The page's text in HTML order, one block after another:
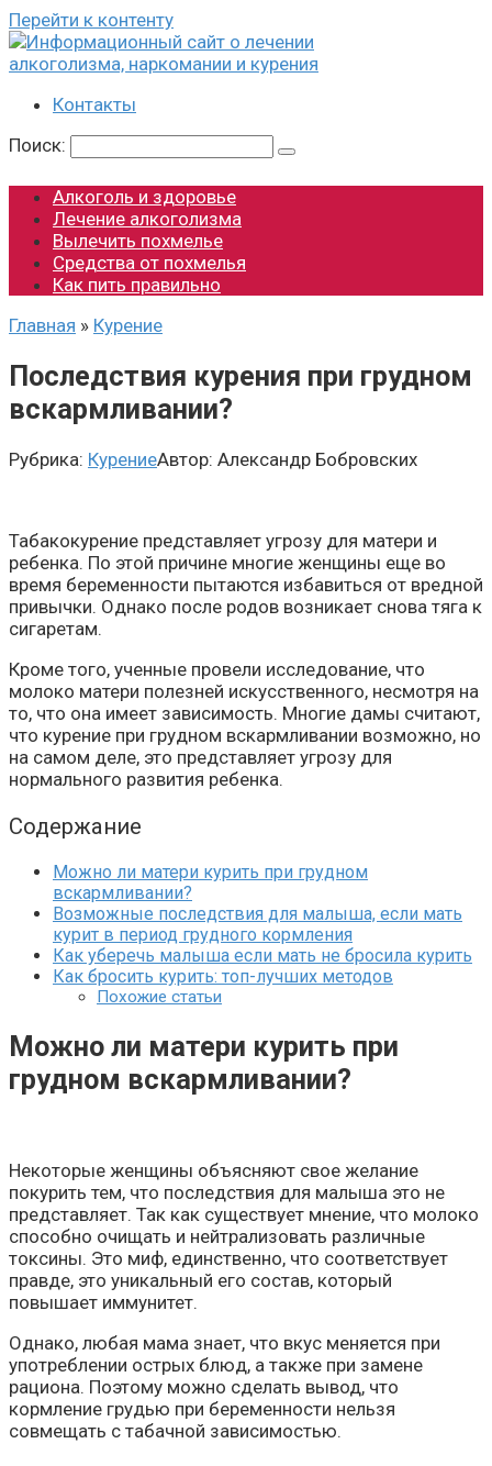
Перейти к контенту
Контакты
Поиск:
Алкоголь и здоровье
Лечение алкоголизма
Вылечить похмелье
Средства от похмелья
Как пить правильно
Главная » Курение
Последствия курения при грудном
вскармливании?
Рубрика: КурениеАвтор: Александр Бобровских
Табакокурение представляет угрозу для матери и
ребенка. По этой причине многие женщины еще во
время беременности пытаются избавиться от вредной
привычки. Однако после родов возникает снова тяга к
сигаретам.
Кроме того, ученные провели исследование, что
молоко матери полезней искусственного, несмотря на
то, что она имеет зависимость. Многие дамы считают,
что курение при грудном вскармливании возможно, но
на самом деле, это представляет угрозу для
нормального развития ребенка.
Содержание
Можно ли матери курить при грудном
вскармливании?
Возможные последствия для малыша, если мать
курит в период грудного кормления
Как уберечь малыша если мать не бросила курить
Как бросить курить: топ-лучших методов
Похожие статьи
Можно ли матери курить при
грудном вскармливании?
Некоторые женщины объясняют свое желание
покурить тем, что последствия для малыша это не
представляет. Так как существует мнение, что молоко
способно очищать и нейтрализовать различные
токсины. Это миф, единственно, что соответствует
правде, это уникальный его состав, который
повышает иммунитет.
Однако, любая мама знает, что вкус меняется при
употреблении острых блюд, а также при замене
рациона. Поэтому можно сделать вывод, что
кормление грудью при беременности нельзя
совмещать с табачной зависимостью.